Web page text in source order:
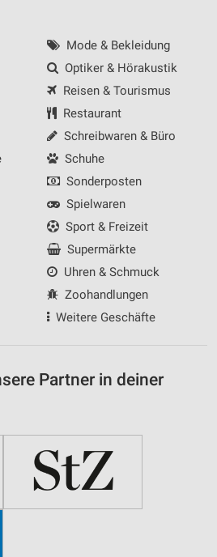
Mode & Bekleidung
Optiker & Hörakustik
Reisen & Tourismus
Restaurant
Schreibwaren & Büro
Schuhe
Sonderposten
Spielwaren
Sport & Freizeit
Supermärkte
Uhren & Schmuck
Zoohandlungen
Weitere Geschäfte
Partner in deiner